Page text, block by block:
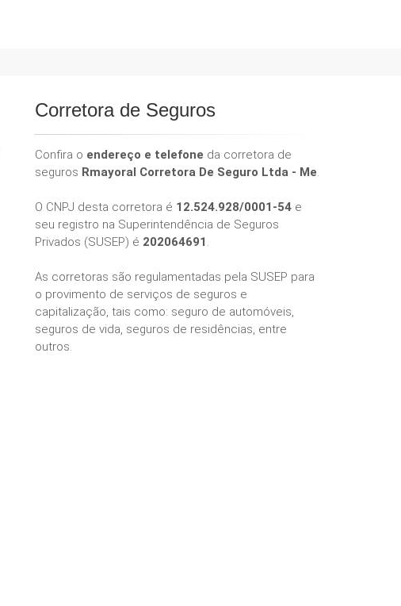
Corretora de Seguros
Confira o endereço e telefone da corretora de
seguros Rmayoral Corretora De Seguro Ltda - Me.
O CNPJ desta corretora é 12.524.928/0001-54 e
seu registro na Superintendência de Seguros
Privados (SUSEP) é 202064691 .
As corretoras são regulamentadas pela SUSEP para
o provimento de serviços de seguros e
capitalização, tais como: seguro de automóveis,
seguros de vida, seguros de residências, entre
outros.